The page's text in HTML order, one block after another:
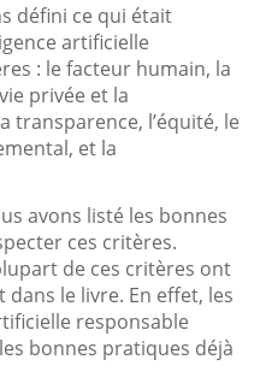
défini ce qui était
artificielle
: le facteur humain, la
privée et la
transparence, l’équité, le
et la
avons listé les bonnes
ces critères.
de ces critères ont
le livre. En effet, les
responsable
bonnes pratiques déjà